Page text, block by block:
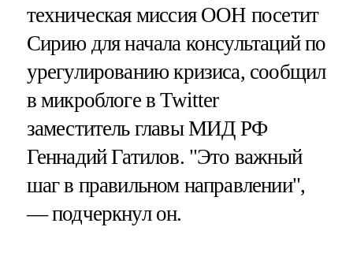
техническая миссия ООН посетит
Сирию для начала консультаций по
урегулированию кризиса, сообщил
в микроблоге в Twitter
заместитель главы МИД РФ
Геннадий Гатилов. "Это важный
шаг в правильном направлении",
— подчеркнул он.